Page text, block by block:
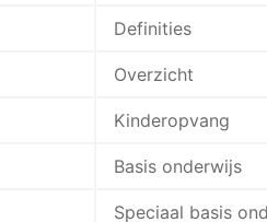
Definities
Overzicht
Kinderopvang
Basis onderwijs
Speciaal basis